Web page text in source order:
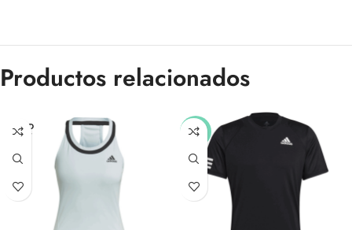
Productos relacionados
SOLD
OUT
-35%